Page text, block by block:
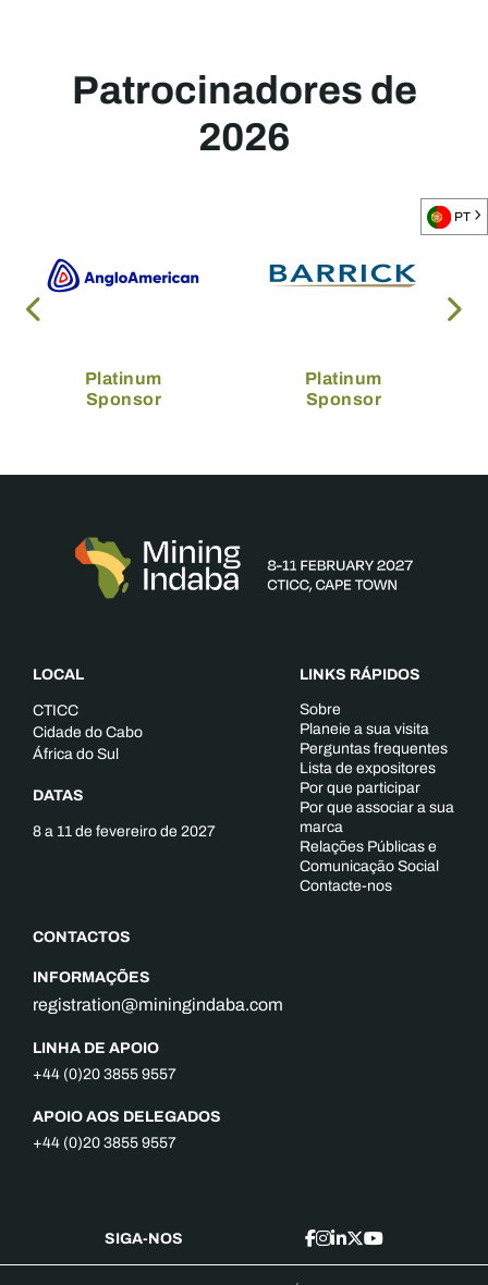
Patrocinadores de
2026
Platinum
Sponsor
Platinum
Sponsor
LOCAL
CTICC
Cidade do Cabo
África do Sul
DATAS
8 a 11 de fevereiro de 2027
CONTACTOS
INFORMAÇÕES
registration@miningindaba.com
LINHA DE APOIO
+44 (0)20 3855 9557
APOIO AOS DELEGADOS
+44 (0)20 3855 9557
LINKS RÁPIDOS
Sobre
Planeie a sua visita
Perguntas frequentes
Lista de expositores
Por que participar
Por que associar a sua
marca
Relações Públicas e
Comunicação Social
Contacte-nos
SIGA-NOS
PT